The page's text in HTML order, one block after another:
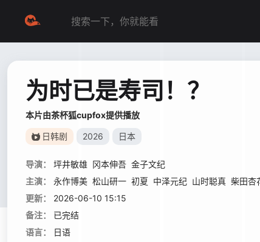
为时已是寿司！？
本片由茶杯狐cupfox提供播放
日韩剧 2026 日本
导演： 坪井敏雄 冈本伸吾 金子文纪
主演：
永作博美 松山研一 初夏 中泽元纪 山时聪真 柴田杏
更新：
2026-06-10 15:15
备注：
已完结
语言：
日语